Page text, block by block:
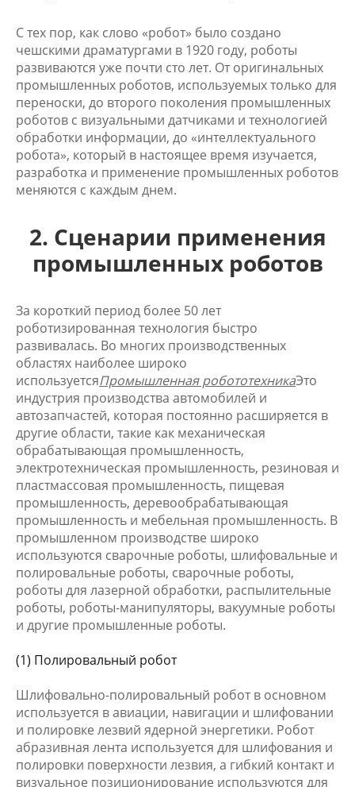
С тех пор, как слово «робот» было создано
чешскими драматургами в 1920 году, роботы
развиваются уже почти сто лет. От оригинальных
промышленных роботов, используемых только для
переноски, до второго поколения промышленных
роботов с визуальными датчиками и технологией
обработки информации, до «интеллектуального
робота», который в настоящее время изучается,
разработка и применение промышленных роботов
меняются с каждым днем.
2. Сценарии применения
промышленных роботов
За короткий период более 50 лет
роботизированная технология быстро
развивалась. Во многих производственных
областях наиболее широко
используетсяПромышленная робототехникаЭто
индустрия производства автомобилей и
автозапчастей, которая постоянно расширяется в
другие области, такие как механическая
обрабатывающая промышленность,
электротехническая промышленность, резиновая и
пластмассовая промышленность, пищевая
промышленность, деревообрабатывающая
промышленность и мебельная промышленность. В
промышленном производстве широко
используются сварочные роботы, шлифовальные и
полировальные роботы, сварочные роботы,
роботы для лазерной обработки, распылительные
роботы, роботы-манипуляторы, вакуумные роботы
и другие промышленные роботы.
(1) Полировальный робот
Шлифовально-полировальный робот в основном
используется в авиации, навигации и шлифовании
и полировке лезвий ядерной энергетики. Робот
абразивная лента используется для шлифования и
полировки поверхности лезвия, а гибкий контакт и
визуальное позиционирование используются для